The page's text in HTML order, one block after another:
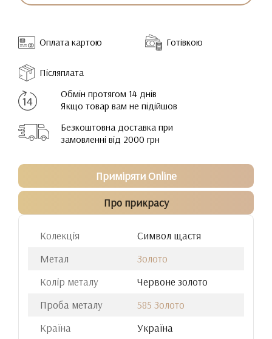
Оплата картою Готівкою
Післяплата
Обмін протягом 14 днів
Якщо товар вам не підійшов
Безкоштовна доставка при
замовленні від 2000 грн
Приміряти Online
Про прикрасу
Колекція
Cимвол щастя
Метал
Золото
Колір металу
Червоне золото
Проба металу
585 Золото
Країна
Україна